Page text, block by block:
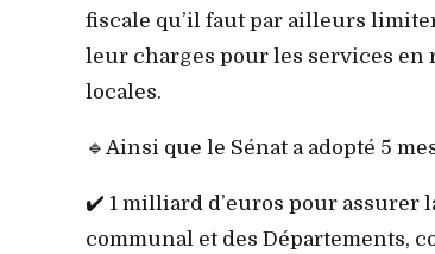
fiscale qu’il faut par ailleurs
leur charges pour les services
locales.
🔹Ainsi que le Sénat a adopté 5
✔️ 1 milliard d’euros pour assurer
communal et des Départements,